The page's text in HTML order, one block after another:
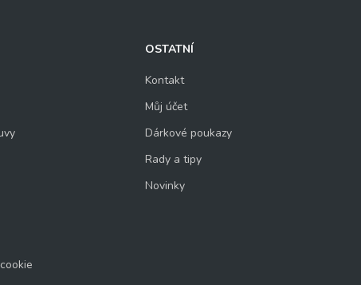
OSTATNÍ
Kontakt
Můj účet
Dárkové poukazy
Rady a tipy
Novinky